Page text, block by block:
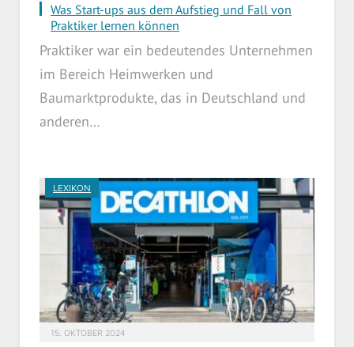
Was Start-ups aus dem Aufstieg und Fall von
Praktiker lernen können
Praktiker war ein bedeutendes Unternehmen
im Bereich Heimwerken und
Baumarktprodukte, das in Deutschland und
anderen…
LEXIKON
15. OKTOBER 2024